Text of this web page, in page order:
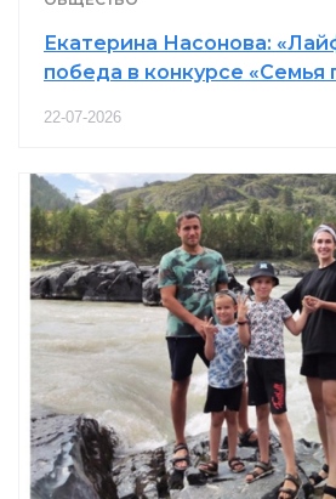
Екатерина Насонова:
победа в конкурсе «Семья
22-07-2026